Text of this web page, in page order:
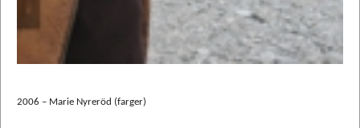
2006 – Marie Nyreröd (farger)